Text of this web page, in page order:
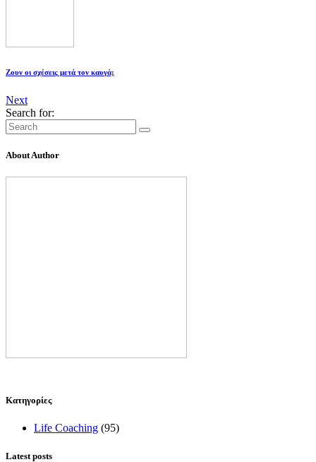
Ζουν οι σχέσεις μετά τον καυγά;
Next
Search for:
About Author
Kατηγορίες
Life Coaching (95)
Latest posts